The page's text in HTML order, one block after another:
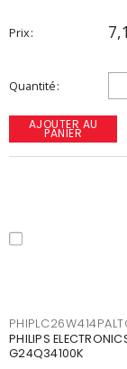
Prix
Quantité
AJOUTER AU
PANIER
PHILIPS
G24Q34100K